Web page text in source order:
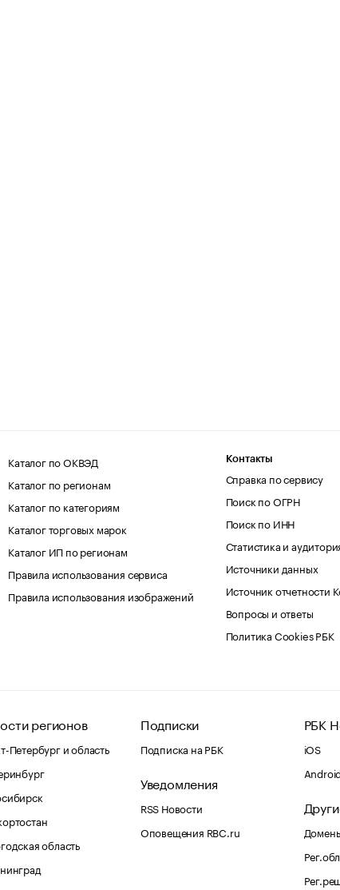
Каталог по ОКВЭД
Каталог по регионам
Каталог по категориям
Каталог торговых марок
Каталог ИП по регионам
Правила использования сервиса
Правила использования изображений
Контакты
Справка по сервису
Поиск по ОГРН
Поиск по ИНН
Статистика и
Источники данных
Источник отчетности
Вопросы и ответы
Политика Cookies РБК
регионов
Петербург и область
область
Подписки
Подписка на РБК
Уведомления
RSS Новости
Оповещения RBC.ru
РБК
iOS